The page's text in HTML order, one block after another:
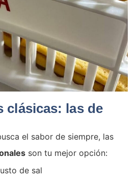
clásicas: las de
el sabor de siempre, las
son tu mejor opción:
de sal